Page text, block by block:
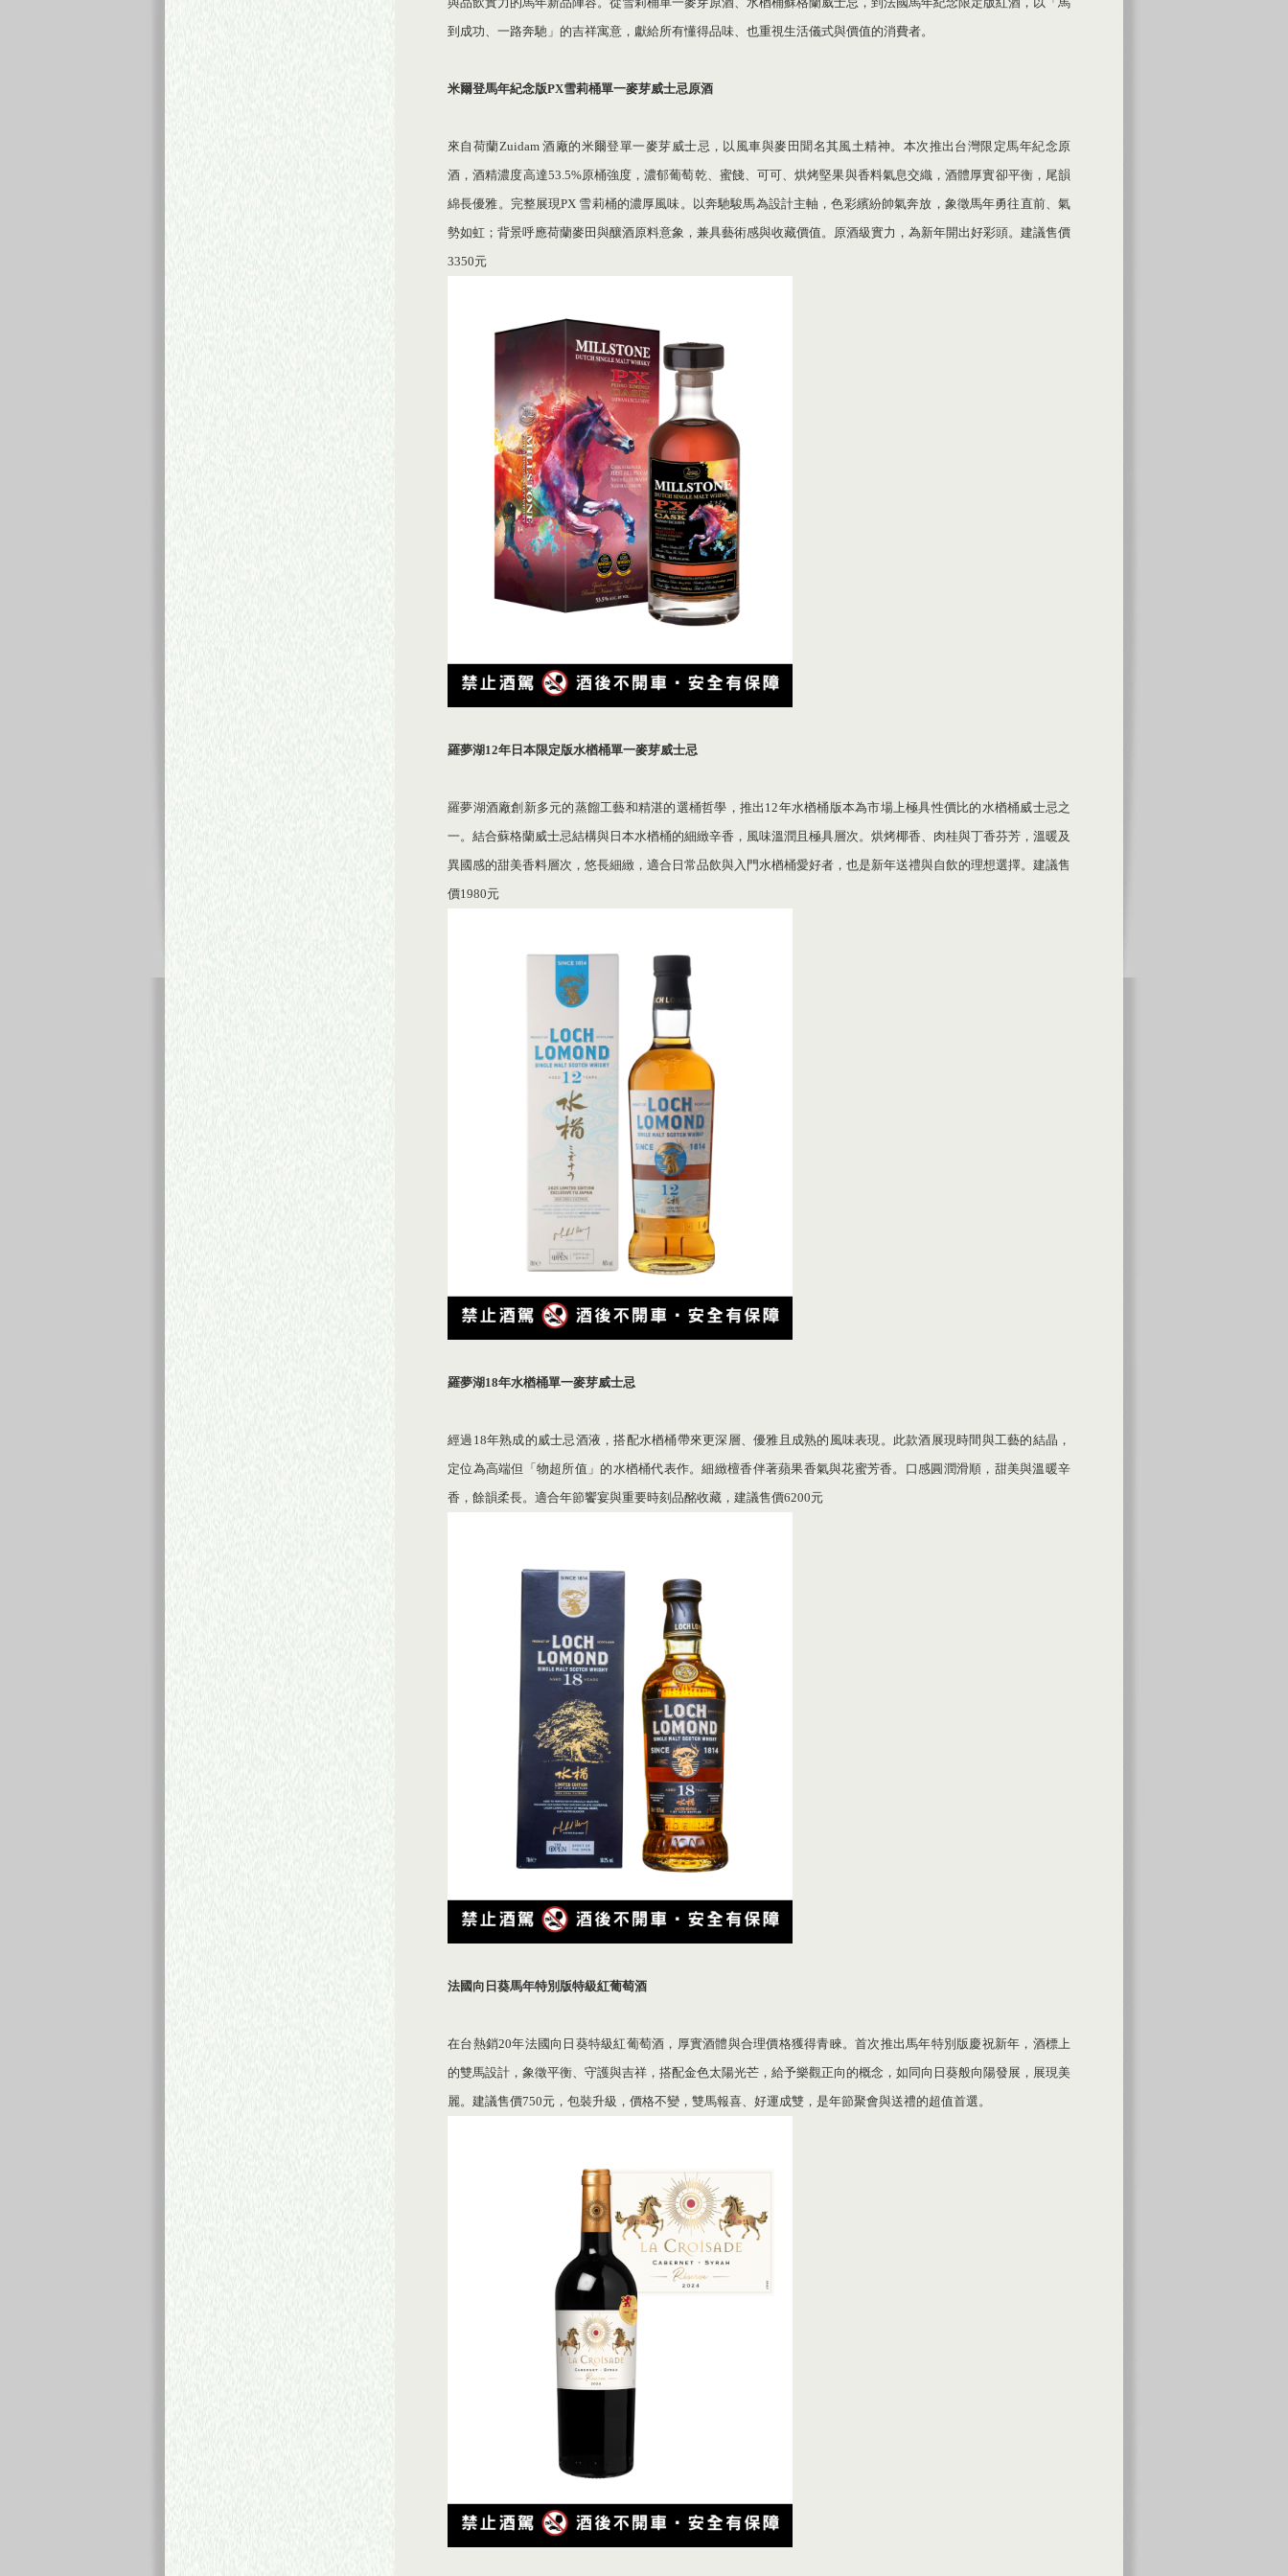
到成功、一路奔馳」的吉祥寓意，獻給所有懂得品味、也重視生活儀式與價值的消費者。
米爾登馬年紀念版PX雪莉桶單一麥芽威士忌原酒
來自荷蘭Zuidam 酒廠的米爾登單一麥芽威士忌，以風車與麥田聞名其風土精神。本次推出台灣限定馬年紀念原
酒，酒精濃度高達53.5%原桶強度，濃郁葡萄乾、蜜餞、可可、烘烤堅果與香料氣息交織，酒體厚實卻平衡，尾韻
綿長優雅。完整展現PX 雪莉桶的濃厚風味。以奔馳駿馬為設計主軸，色彩繽紛帥氣奔放，象徵馬年勇往直前、氣
勢如虹；背景呼應荷蘭麥田與釀酒原料意象，兼具藝術感與收藏價值。原酒級實力，為新年開出好彩頭。建議售價
3350元
羅夢湖12年日本限定版水楢桶單一麥芽威士忌
羅夢湖酒廠創新多元的蒸餾工藝和精湛的選桶哲學，推出12年水楢桶版本為市場上極具性價比的水楢桶威士忌之
一。結合蘇格蘭威士忌結構與日本水楢桶的細緻辛香，風味溫潤且極具層次。烘烤椰香、肉桂與丁香芬芳，溫暖及
異國感的甜美香料層次，悠長細緻，適合日常品飲與入門水楢桶愛好者，也是新年送禮與自飲的理想選擇。建議售
價1980元
羅夢湖18年水楢桶單一麥芽威士忌
經過18年熟成的威士忌酒液，搭配水楢桶帶來更深層、優雅且成熟的風味表現。此款酒展現時間與工藝的結晶，
定位為高端但「物超所值」的水楢桶代表作。細緻檀香伴著蘋果香氣與花蜜芳香。口感圓潤滑順，甜美與溫暖辛
香，餘韻柔長。適合年節饗宴與重要時刻品酩收藏，建議售價6200元
法國向日葵馬年特別版特級紅葡萄酒
在台熱銷20年法國向日葵特級紅葡萄酒，厚實酒體與合理價格獲得青睞。首次推出馬年特別版慶祝新年，酒標上
的雙馬設計，象徵平衡、守護與吉祥，搭配金色太陽光芒，給予樂觀正向的概念，如同向日葵般向陽發展，展現美
麗。建議售價750元，包裝升級，價格不變，雙馬報喜、好運成雙，是年節聚會與送禮的超值首選。